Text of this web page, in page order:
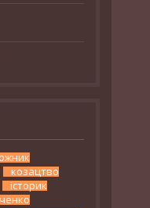
козацтво
історик